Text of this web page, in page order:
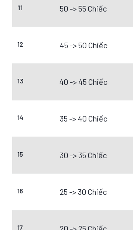
11 50 -> 55 Chiếc
12 45 -> 50 Chiếc
13 40 -> 45 Chiếc
14 35 -> 40 Chiếc
15 30 -> 35 Chiếc
16 25 -> 30 Chiếc
17